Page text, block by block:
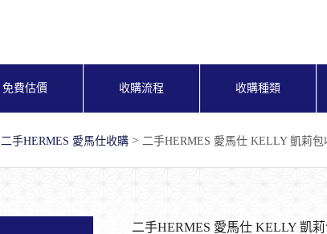
免費估價 收購流程 收購種類
二手HERMES 愛馬仕收購 > 二手HERMES 愛馬仕 KELLY 凱莉包
二手HERMES 愛馬仕 KELLY 凱